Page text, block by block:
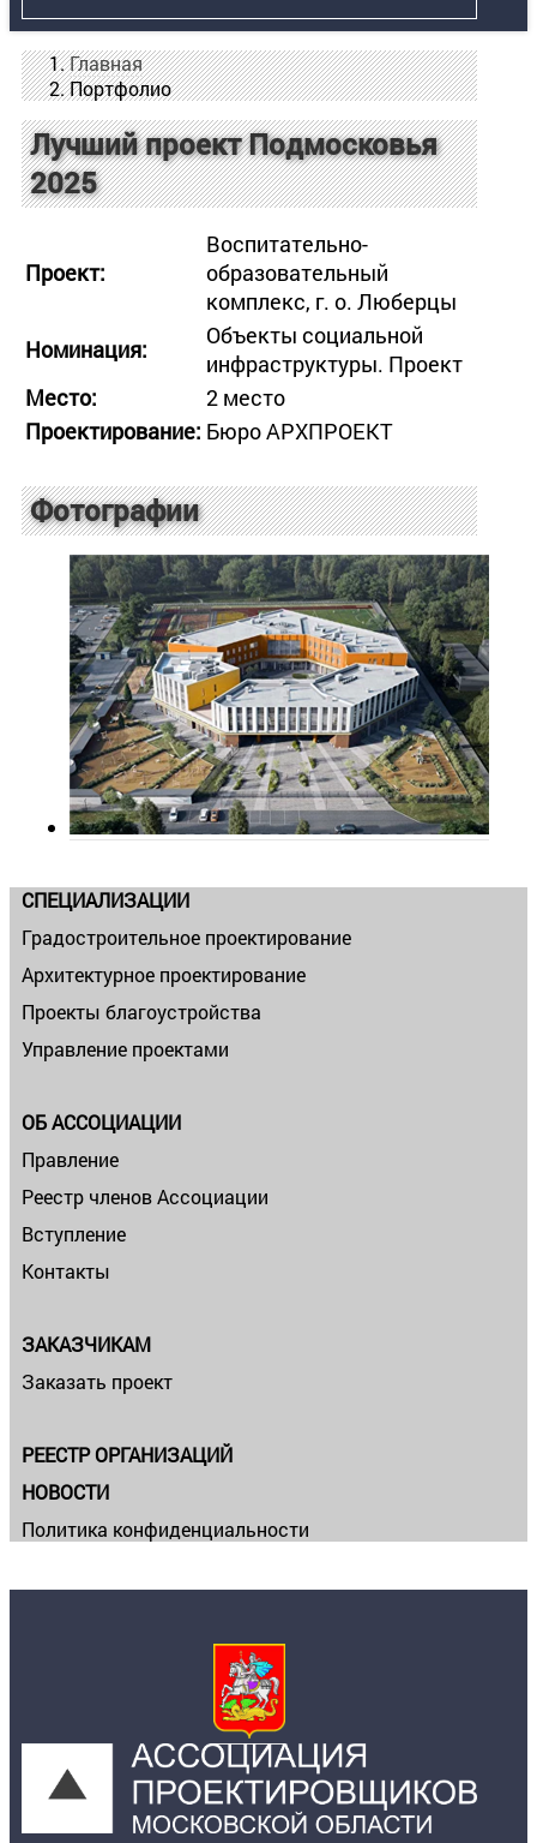
Главная
Портфолио
Лучший проект Подмосковья
2025
Проект:
Воспитательно-
образовательный
комплекс, г. о. Люберцы
Номинация:
Объекты социальной
инфраструктуры. Проект
Место:
2 место
Проектирование: Бюро АРХПРОЕКТ
Фотографии
СПЕЦИАЛИЗАЦИИ
Градостроительное проектирование
Архитектурное проектирование
Проекты благоустройства
Управление проектами
ОБ АССОЦИАЦИИ
Правление
Реестр членов Ассоциации
Вступление
Контакты
ЗАКАЗЧИКАМ
Заказать проект
РЕЕСТР ОРГАНИЗАЦИЙ
НОВОСТИ
Политика конфиденциальности